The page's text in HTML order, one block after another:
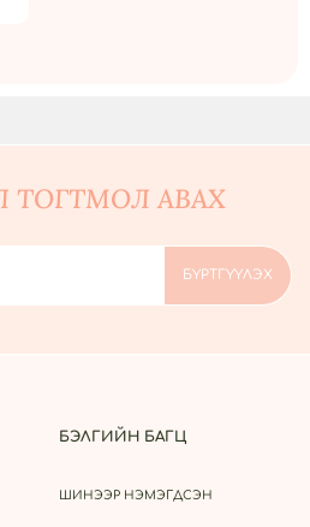
ТОГТМОЛ АВАХ
БЭЛГИЙН БАГЦ
ШИНЭЭР НЭМЭГДСЭН